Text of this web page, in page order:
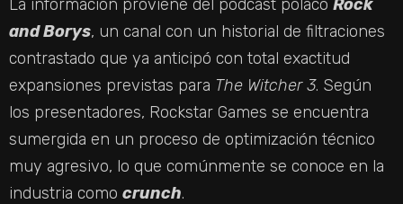
V
I
D
La información proviene del podcast polaco Rock
and Borys, un canal con un historial de filtraciones
contrastado que ya anticipó con total exactitud
expansiones previstas para The Witcher 3. Según
los presentadores, Rockstar Games se encuentra
sumergida en un proceso de optimización técnico
muy agresivo, lo que comúnmente se conoce en la
industria como crunch.